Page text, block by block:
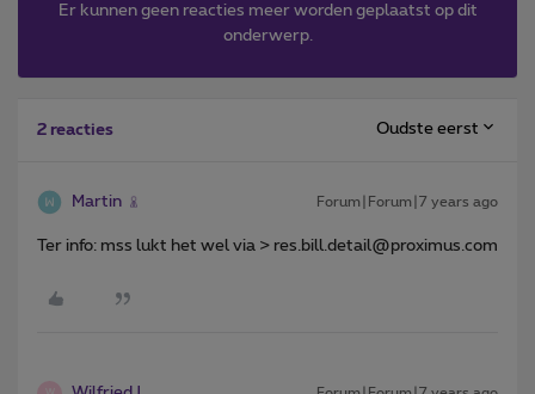
Er kunnen geen reacties meer worden geplaatst op dit
onderwerp.
2 reacties Oudste eerst
Martin Forum|Forum|7 years ago
Ter info: mss lukt het wel via > res.bill.detail@proximus.com